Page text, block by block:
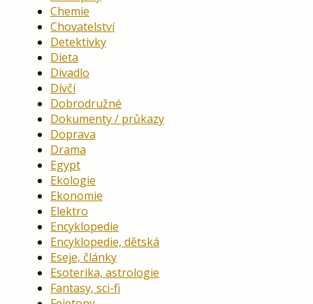
Chemie
Chovatelství
Detektivky
Dieta
Divadlo
Dívčí
Dobrodružné
Dokumenty / průkazy
Doprava
Drama
Egypt
Ekologie
Ekonomie
Elektro
Encyklopedie
Encyklopedie, dětská
Eseje, články
Esoterika, astrologie
Fantasy, sci-fi